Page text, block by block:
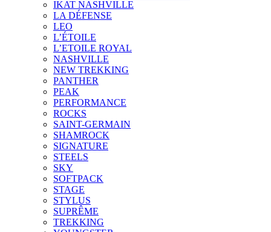
IKAT NASHVILLE
LA DÉFENSE
LEO
L’ÉTOILE
L’ETOILE ROYAL
NASHVILLE
NEW TREKKING
PANTHER
PEAK
PERFORMANCE
ROCKS
SAINT-GERMAIN
SHAMROCK
SIGNATURE
STEELS
SKY
SOFTPACK
STAGE
STYLUS
SUPRÊME
TREKKING